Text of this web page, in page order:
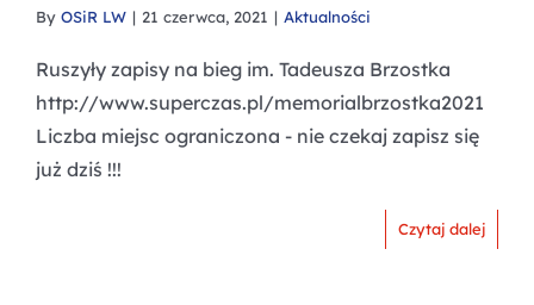
By OSiR LW | 21 czerwca, 2021 | Aktualności
Ruszyły zapisy na bieg im. Tadeusza Brzostka
http://www.superczas.pl/memorialbrzostka2021
Liczba miejsc ograniczona - nie czekaj zapisz się
już dziś !!!
Czytaj dalej